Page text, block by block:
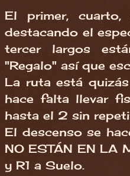
El primer,
destacando el
tercer largos
"Regalo" así que
La ruta está
hace falta llevar
hasta el 2 sin
El descenso se
NO ESTÁN EN LA
y R1 a Suelo.